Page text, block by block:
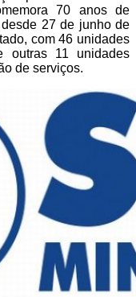
70 anos de
27 de junho de
com 46 unidades
outras 11 unidades
de serviços.